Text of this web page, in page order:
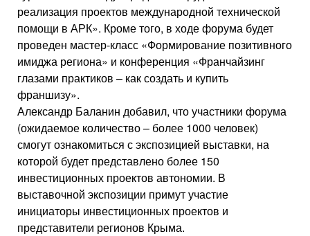
реализация проектов международной технической
помощи в АРК». Кроме того, в ходе форума будет
проведен мастер-класс «Формирование позитивного
имиджа региона» и конференция «Франчайзинг
глазами практиков – как создать и купить
франшизу».
Александр Баланин добавил, что участники форума
(ожидаемое количество – более 1000 человек)
смогут ознакомиться с экспозицией выставки, на
которой будет представлено более 150
инвестиционных проектов автономии. В
выставочной экспозиции примут участие
инициаторы инвестиционных проектов и
представители регионов Крыма.